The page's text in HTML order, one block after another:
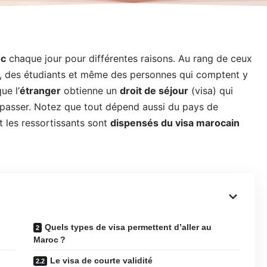
chaque jour pour différentes raisons. Au rang de ceux
étudiants et même des personnes qui comptent y
l’étranger obtienne un droit de séjour (visa) qui
Notez que tout dépend aussi du pays de
les ressortissants sont dispensés du visa marocain
Quels types de visa permettent d’aller au
Maroc ?
Le visa de courte validité